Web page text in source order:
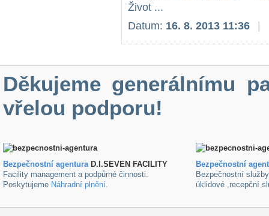
Život ...
Datum: 16. 8. 2013 11:36
Děkujeme generálnímu
vřelou podporu!
Bezpečnostní agenturaD.I.SEVEN FACILITY
Facility management a podpůrné činnosti.
Poskytujeme Náhradní plnění.
Bezpečnostní
Bezpečnostní
úklidové ,recepční